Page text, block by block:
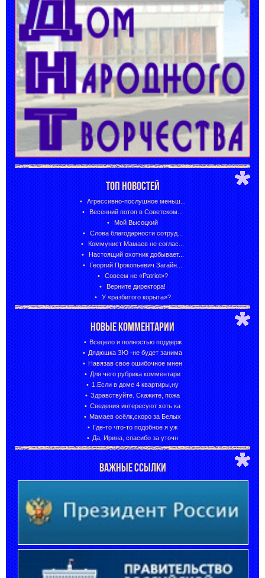
ТОП НОВОСТЕЙ
Агрессивно-послушное меньш...
Весенний потоп в Советском...
Мой Высоцкий
Слова благодарности сотруд...
Коммунист Мамаев не соглас...
Настоящий охотник добывает...
Георгий Прокопьевич Загайн...
Совсем не «Patriot»?
Верните директора!
У «разбитого корыта»?
НОВЫЕ КОММЕНТАРИИ
Всецело и полностью поддерж
Дядюшка ЗЮ -не будет занима
Навязав свое ошибочное мнен
Для чего рубрика комментари
1.Если в доме 4 квартиры,ну
Здравствуйте. Скажите, пожа
Сведения интересуют хоть ка
Мамаев осёлк,скоро за Белых
Где-то что-то подобное я уж
Да, Ирина, спасибо за уточн
ВАЖНЫЕ ССЫЛКИ